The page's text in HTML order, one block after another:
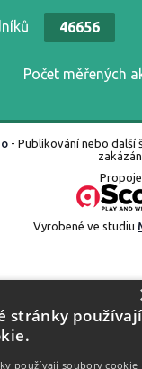
46656
Počet měřených
- Publikování nebo další
Vyrobené ve studiu
stránky používají
používají soubory cookie